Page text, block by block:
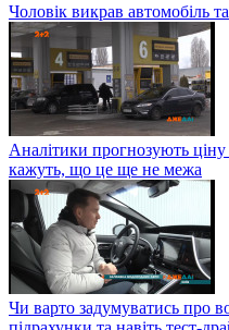
Чоловік викрав автомобіль та
Аналітики прогнозують
кажуть, що це ще не межа
Чи варто задумуватись про